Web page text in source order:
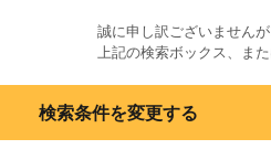
誠に申し訳ございません
上記の検索ボックス、ま
検索条件を変更する